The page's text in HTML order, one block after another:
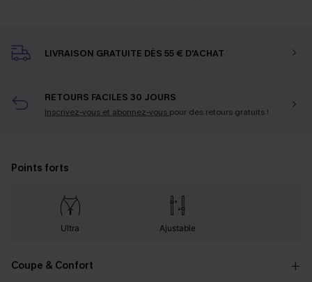
LIVRAISON GRATUITE DÈS 55 € D'ACHAT
RETOURS FACILES 30 JOURS
Inscrivez-vous et abonnez-vous pour des retours gratuits !
Points forts
Ultra Ajustable
Coupe & Confort